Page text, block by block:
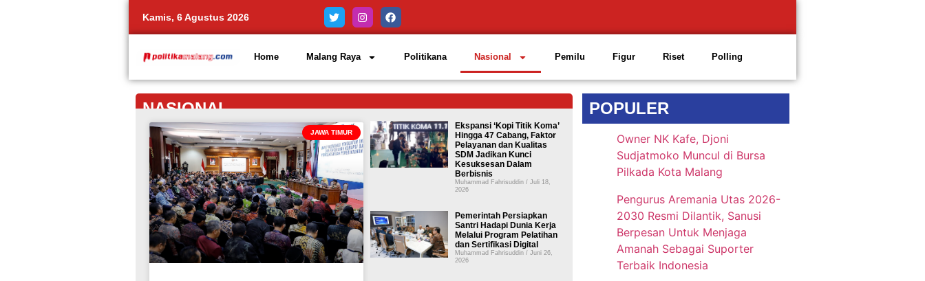
Kamis, 6 Agustus 2026
Home Malang Raya Politikana Nasional Pemilu Figur Riset Polling
NASIONAL
JAWA TIMUR
Ekspansi ‘Kopi Titik Koma’
Hingga 47 Cabang, Faktor
Pelayanan dan Kualitas
SDM Jadikan Kunci
Kesuksesan Dalam
Berbisnis
Muhammad Fahrisuddin Juli 18,
2026
Pemerintah Persiapkan
Santri Hadapi Dunia Kerja
Melalui Program Pelatihan
dan Sertifikasi Digital
Muhammad Fahrisuddin Juni 26,
2026
POPULER
Owner NK Kafe, Djoni
Sudjatmoko Muncul di Bursa
Pilkada Kota Malang
Pengurus Aremania Utas 2026-
2030 Resmi Dilantik, Sanusi
Berpesan Untuk Menjaga
Amanah Sebagai Suporter
Terbaik Indonesia